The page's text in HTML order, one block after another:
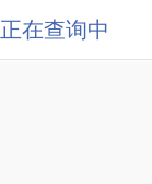
正在查询中